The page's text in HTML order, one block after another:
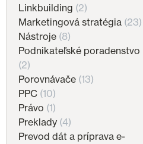
Linkbuilding (2)
Marketingová stratégia (23)
Nástroje (8)
Podnikateľské poradenstvo
(2)
Porovnávače (13)
PPC (10)
Právo (1)
Preklady (4)
Prevod dát a príprava e-